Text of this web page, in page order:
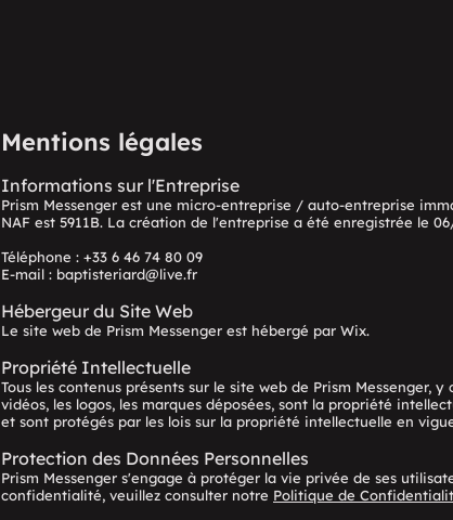
Mentions légales
Informations sur l'Entreprise
Prism Messenger est une micro-entreprise / auto-entreprise
NAF est 5911B. La création de l'entreprise a été enregistrée le
Téléphone : +33 6 46 74 80 09
E-mail : baptisteriard@live.fr
Hébergeur du Site Web
Le site web de Prism Messenger est hébergé par Wix.
Propriété Intellectuelle
Tous les contenus présents sur le site web de Prism Messenger,
vidéos, les logos, les marques déposées, sont la propriété
et sont protégés par les lois sur la propriété intellectuelle en
Protection des Données Personnelles
Prism Messenger s'engage à protéger la vie privée de ses
confidentialité, veuillez consulter notre Politique de